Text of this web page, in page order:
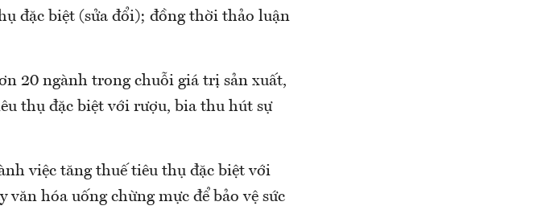
đặc biệt (sửa đổi); đồng thời thảo luận
20 ngành trong chuỗi giá trị sản xuất,
thụ đặc biệt với rượu, bia thu hút sự
việc tăng thuế tiêu thụ đặc biệt với
hóa uống chừng mực để bảo vệ sức